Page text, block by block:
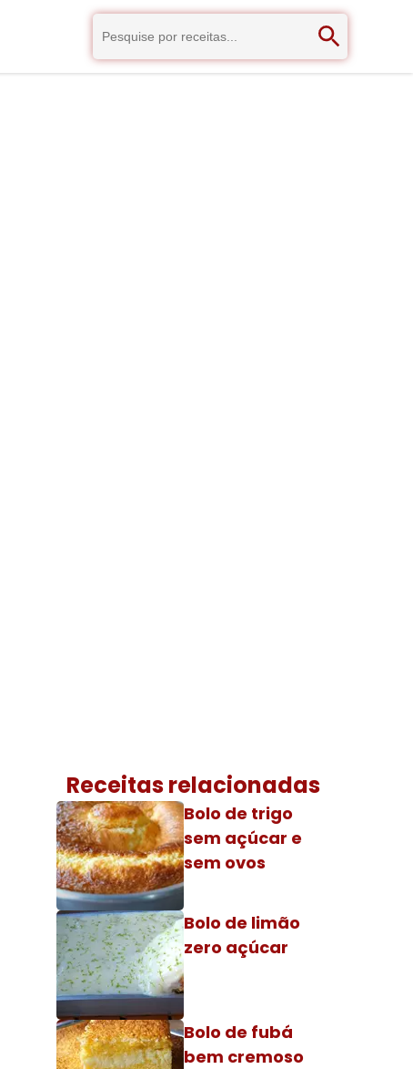
Receitas relacionadas
Bolo de trigo
sem açúcar e
sem ovos
Bolo de limão
zero açúcar
Bolo de fubá
bem cremoso